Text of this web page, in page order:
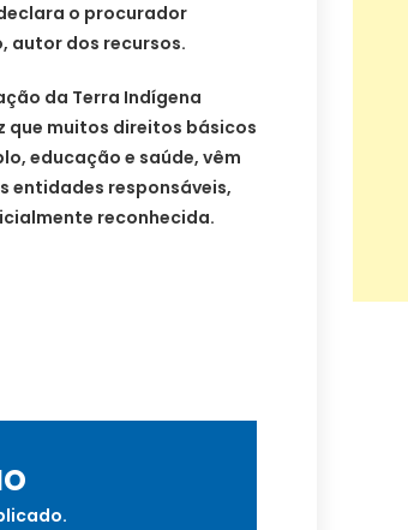
o procurador
autor dos recursos.
da Terra Indígena
que muitos direitos básicos
educação e saúde, vêm
entidades responsáveis,
reconhecida.